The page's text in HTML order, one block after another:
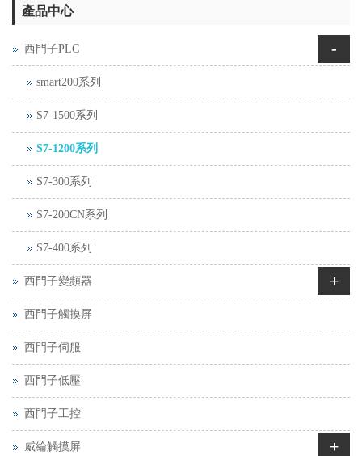
產品中心
西門子PLC -
smart200系列
S7-1500系列
S7-1200系列
S7-300系列
S7-200CN系列
S7-400系列
西門子變頻器 +
西門子觸摸屏
西門子伺服
西門子低壓
西門子工控
威綸觸摸屏 +